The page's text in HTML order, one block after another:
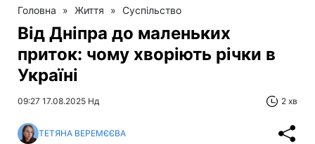
Головна » Життя » Суспільство
Від Дніпра до маленьких
приток: чому хворіють річки в
Україні
09:27 17.08.2025 Нд 2 хв
ТЕТЯНА ВЕРЕМЄЄВА